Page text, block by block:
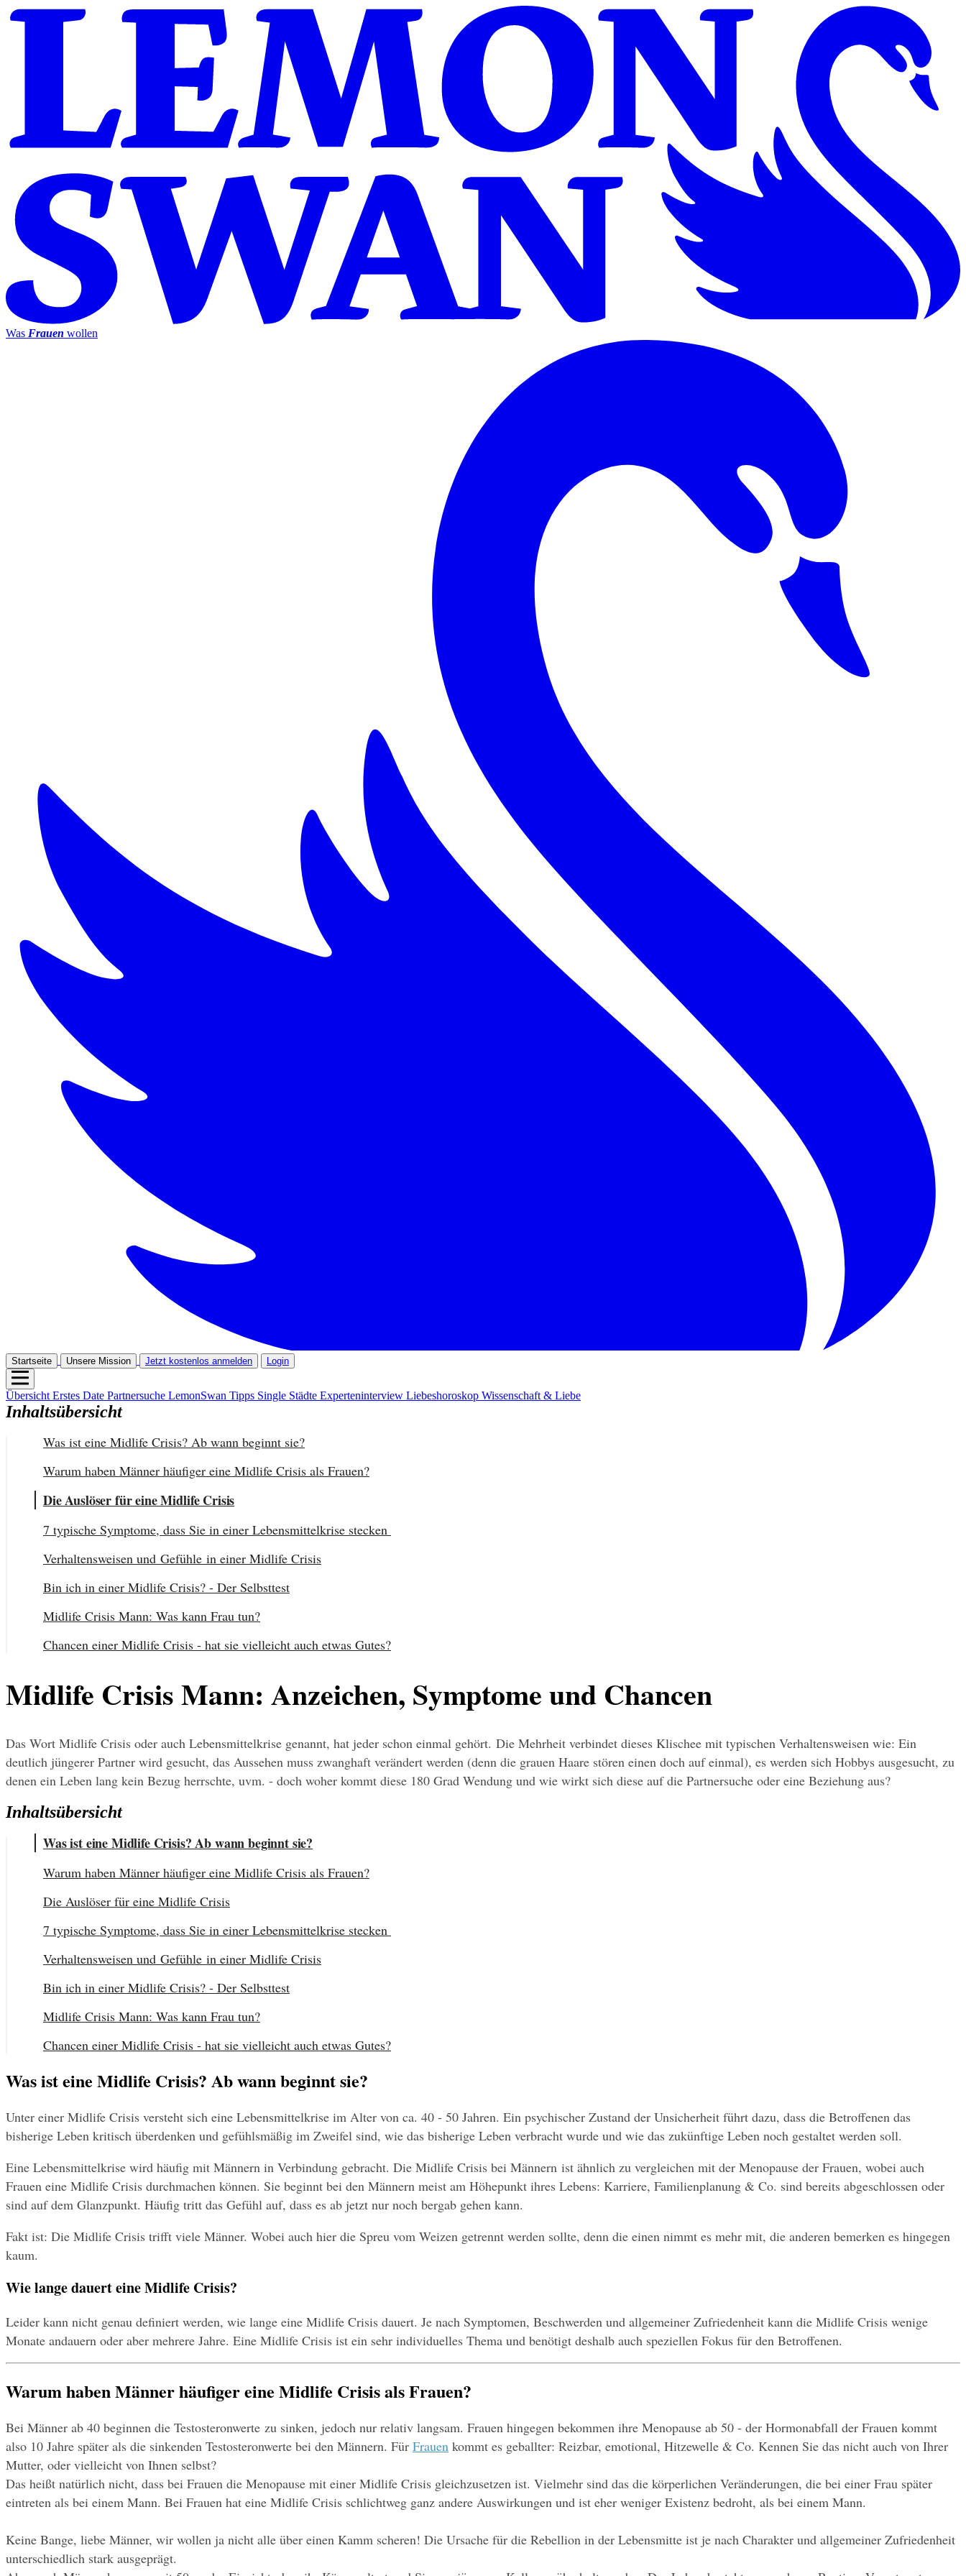
Was Frauen wollen
Startseite Unsere Mission Jetzt kostenlos anmelden Login
Übersicht Erstes Date Partnersuche LemonSwan Tipps Single Städte Experteninterview Liebeshoroskop Wissenschaft & Liebe
Inhaltsübersicht
Was ist eine Midlife Crisis? Ab wann beginnt sie?
Warum haben Männer häufiger eine Midlife Crisis als Frauen?
Die Auslöser für eine Midlife Crisis
7 typische Symptome, dass Sie in einer Lebensmittelkrise stecken
Verhaltensweisen und Gefühle in einer Midlife Crisis
Bin ich in einer Midlife Crisis? - Der Selbsttest
Midlife Crisis Mann: Was kann Frau tun?
Chancen einer Midlife Crisis - hat sie vielleicht auch etwas Gutes?
Midlife Crisis Mann: Anzeichen, Symptome und Chancen
Das Wort Midlife Crisis oder auch Lebensmittelkrise genannt, hat jeder schon einmal gehört. Die Mehrheit verbindet dieses Klischee mit typischen Verhaltensweisen wie: Ein
deutlich jüngerer Partner wird gesucht, das Aussehen muss zwanghaft verändert werden (denn die grauen Haare stören einen doch auf einmal), es werden sich Hobbys ausgesucht, zu
denen ein Leben lang kein Bezug herrschte, uvm. - doch woher kommt diese 180 Grad Wendung und wie wirkt sich diese auf die Partnersuche oder eine Beziehung aus?
Inhaltsübersicht
Was ist eine Midlife Crisis? Ab wann beginnt sie?
Warum haben Männer häufiger eine Midlife Crisis als Frauen?
Die Auslöser für eine Midlife Crisis
7 typische Symptome, dass Sie in einer Lebensmittelkrise stecken
Verhaltensweisen und Gefühle in einer Midlife Crisis
Bin ich in einer Midlife Crisis? - Der Selbsttest
Midlife Crisis Mann: Was kann Frau tun?
Chancen einer Midlife Crisis - hat sie vielleicht auch etwas Gutes?
Was ist eine Midlife Crisis? Ab wann beginnt sie?
Unter einer Midlife Crisis versteht sich eine Lebensmittelkrise im Alter von ca. 40 - 50 Jahren. Ein psychischer Zustand der Unsicherheit führt dazu, dass die Betroffenen das
bisherige Leben kritisch überdenken und gefühlsmäßig im Zweifel sind, wie das bisherige Leben verbracht wurde und wie das zukünftige Leben noch gestaltet werden soll.
Eine Lebensmittelkrise wird häufig mit Männern in Verbindung gebracht. Die Midlife Crisis bei Männern ist ähnlich zu vergleichen mit der Menopause der Frauen, wobei auch
Frauen eine Midlife Crisis durchmachen können. Sie beginnt bei den Männern meist am Höhepunkt ihres Lebens: Karriere, Familienplanung & Co. sind bereits abgeschlossen oder
sind auf dem Glanzpunkt. Häufig tritt das Gefühl auf, dass es ab jetzt nur noch bergab gehen kann.
Fakt ist: Die Midlife Crisis trifft viele Männer. Wobei auch hier die Spreu vom Weizen getrennt werden sollte, denn die einen nimmt es mehr mit, die anderen bemerken es hingegen
kaum.
Wie lange dauert eine Midlife Crisis?
Leider kann nicht genau definiert werden, wie lange eine Midlife Crisis dauert. Je nach Symptomen, Beschwerden und allgemeiner Zufriedenheit kann die Midlife Crisis wenige
Monate andauern oder aber mehrere Jahre. Eine Midlife Crisis ist ein sehr individuelles Thema und benötigt deshalb auch speziellen Fokus für den Betroffenen.
Warum haben Männer häufiger eine Midlife Crisis als Frauen?
Bei Männer ab 40 beginnen die Testosteronwerte zu sinken, jedoch nur relativ langsam. Frauen hingegen bekommen ihre Menopause ab 50 - der Hormonabfall der Frauen kommt
also 10 Jahre später als die sinkenden Testosteronwerte bei den Männern. Für Frauen kommt es geballter: Reizbar, emotional, Hitzewelle & Co. Kennen Sie das nicht auch von Ihrer
Mutter, oder vielleicht von Ihnen selbst?
Das heißt natürlich nicht, dass bei Frauen die Menopause mit einer Midlife Crisis gleichzusetzen ist. Vielmehr sind das die körperlichen Veränderungen, die bei einer Frau später
eintreten als bei einem Mann. Bei Frauen hat eine Midlife Crisis schlichtweg ganz andere Auswirkungen und ist eher weniger Existenz bedroht, als bei einem Mann.
Keine Bange, liebe Männer, wir wollen ja nicht alle über einen Kamm scheren! Die Ursache für die Rebellion in der Lebensmitte ist je nach Charakter und allgemeiner Zufriedenheit
unterschiedlich stark ausgeprägt.